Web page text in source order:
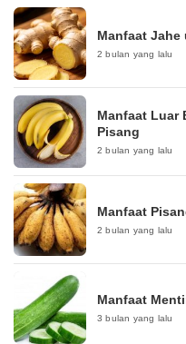
Manfaat Jahe
2 bulan yang lalu
Manfaat Luar
Pisang
2 bulan yang lalu
Manfaat
2 bulan yang lalu
Manfaat
3 bulan yang lalu